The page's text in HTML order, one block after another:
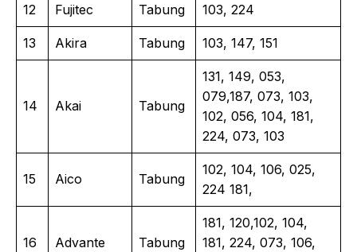
12 Fujitec Tabung 103, 224
13 Akira Tabung 103, 147, 151
14 Akai Tabung
131, 149, 053,
079,187, 073, 103,
102, 056, 104, 181,
224, 073, 103
15 Aico Tabung
102, 104, 106, 025,
224 181,
16 Advante Tabung
181, 120,102, 104,
181, 224, 073, 106,